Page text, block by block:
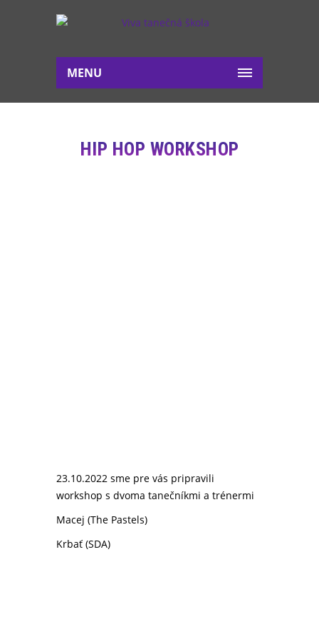
MENU
HIP HOP WORKSHOP
23.10.2022 sme pre vás pripravili
workshop s dvoma tanečníkmi a trénermi
Macej (The Pastels)
Krbať (SDA)